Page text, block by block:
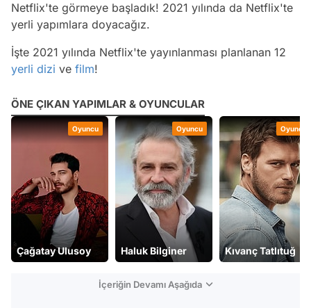
Netflix'te görmeye başladık! 2021 yılında da Netflix'te
yerli yapımlara doyacağız.
İşte 2021 yılında Netflix'te yayınlanması planlanan 12
yerli dizi ve film!
ÖNE ÇIKAN YAPIMLAR & OYUNCULAR
Oyuncu
Çağatay Ulusoy
Oyuncu
Haluk Bilginer
Oyuncu
Kıvanç Tatlıtuğ
İçeriğin Devamı Aşağıda